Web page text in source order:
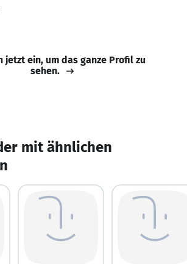
jetzt ein, um das ganze Profil zu
sehen.
mit ähnlichen